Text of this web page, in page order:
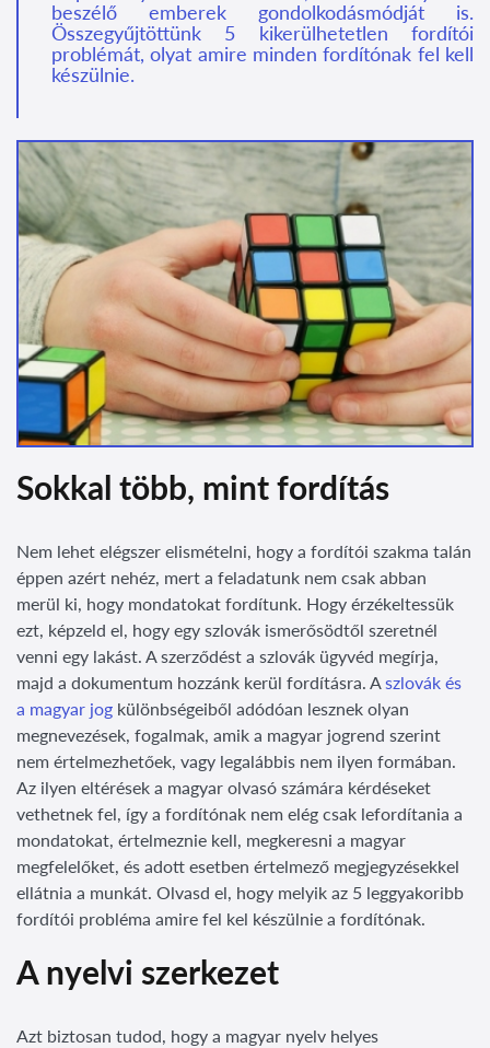
beszélő emberek gondolkodásmódját is.
Összegyűjtöttünk 5 kikerülhetetlen fordítói
problémát, olyat amire minden fordítónak fel kell
készülnie.
Sokkal több, mint fordítás
Nem lehet elégszer elismételni, hogy a fordítói szakma talán
éppen azért nehéz, mert a feladatunk nem csak abban
merül ki, hogy mondatokat fordítunk. Hogy érzékeltessük
ezt, képzeld el, hogy egy szlovák ismerősödtől szeretnél
venni egy lakást. A szerződést a szlovák ügyvéd megírja,
majd a dokumentum hozzánk kerül fordításra. Aszlovák és
a magyar jog különbségeiből adódóan lesznek olyan
megnevezések, fogalmak, amik a magyar jogrend szerint
nem értelmezhetőek, vagy legalábbis nem ilyen formában.
Az ilyen eltérések a magyar olvasó számára kérdéseket
vethetnek fel, így a fordítónak nem elég csak lefordítania a
mondatokat, értelmeznie kell, megkeresni a magyar
megfelelőket, és adott esetben értelmező megjegyzésekkel
ellátnia a munkát. Olvasd el, hogy melyik az 5 leggyakoribb
fordítói probléma amire fel kel készülnie a fordítónak.
A nyelvi szerkezet
Azt biztosan tudod, hogy a magyar nyelv helyes